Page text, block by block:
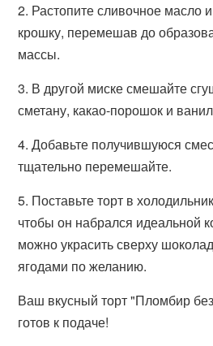
2. Растопите сливочное масло
крошку, перемешав до
массы.
3. В другой миске смешайте
сметану, какао-порошок и
4. Добавьте получившуюся
тщательно перемешайте.
5. Поставьте торт в
чтобы он набрался идеальной
можно украсить сверху
ягодами по желанию.
Ваш вкусный торт "Пломбир
готов к подаче!